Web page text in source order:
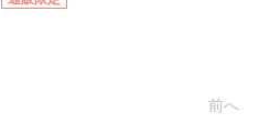
分のコエンザイムQ10やポリフェノールの一種
トワークを完成。バランスの良い配合でハード
前へ